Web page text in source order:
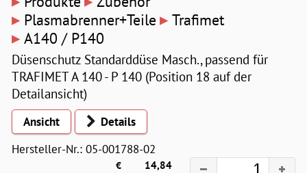
▸ Plasmabrenner+Teile ▸ Trafimet
▸ A140 / P140
Düsenschutz Standarddüse Masch., passend für
TRAFIMET A 140 - P 140 (Position 18 auf der
Detailansicht)
Ansicht
Details
Hersteller-Nr.: 05-001788-02
€
14,84